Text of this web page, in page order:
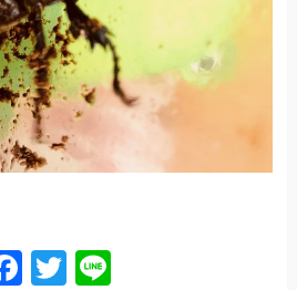
Facebook
Twitter